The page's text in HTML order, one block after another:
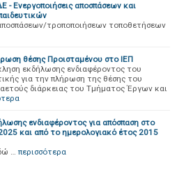
Ενεργοποιήσεις αποσπάσεων και
τροποποιήσεων τοποθετήσεων
θέσης Προισταμένου στο ΙΕΠ
εκδήλωσης ενδιαφέροντος του
για την πλήρωση της θέσης του
διάρκειας του Τμήματος Έργων και
ενδιαφέροντος για απόσπαση στο
και από το ημερολογιακό έτος 2015
… περισσότερα